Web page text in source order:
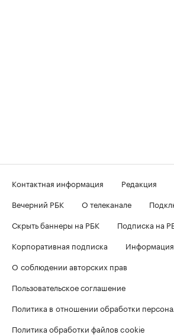
Контактная информация Редакция
Вечерний РБК
О телеканале
Скрыть баннеры на РБК
Подписка на
Корпоративная подписка
О соблюдении авторских прав
Пользовательское соглашение
Политика в отношении обработки
Политика обработки файлов cookie